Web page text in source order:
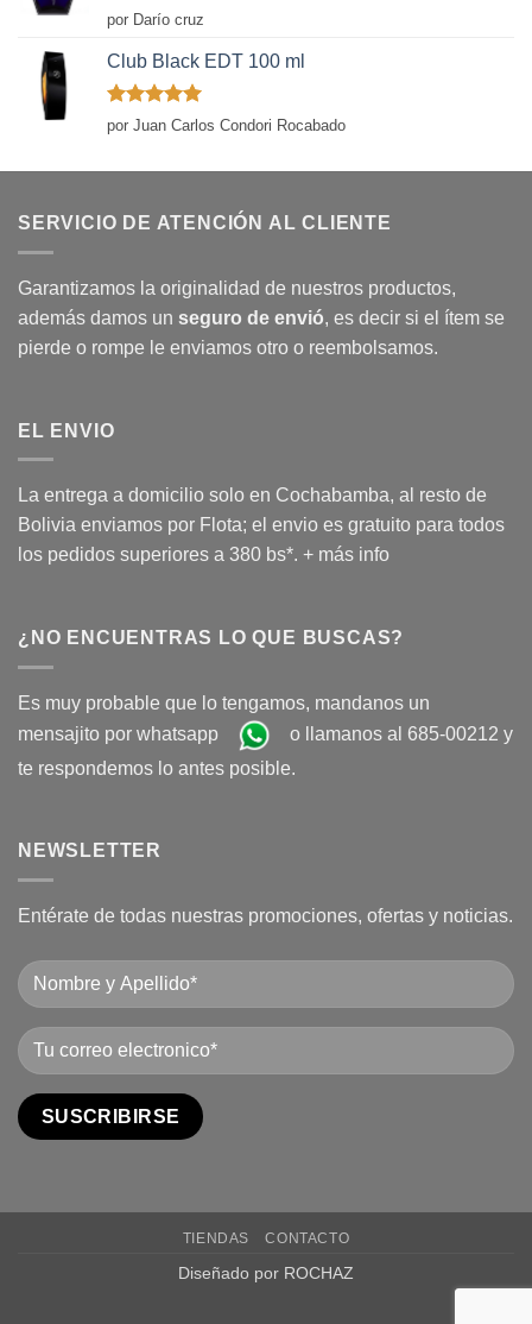
Valorado
con
por Darío cruz
Club Black EDT 100 ml
Valorado
con
por Juan Carlos Condori Rocabado
SERVICIO DE ATENCIÓN AL CLIENTE
Garantizamos la originalidad de nuestros productos,
además damos un seguro de envió, es decir si el ítem se
pierde o rompe le enviamos otro o reembolsamos.
EL ENVIO
La entrega a domicilio solo en Cochabamba, al resto de
Bolivia enviamos por Flota; el envio es gratuito para todos
los pedidos superiores a 380 bs*. + más info
¿NO ENCUENTRAS LO QUE BUSCAS?
Es muy probable que lo tengamos, mandanos un
mensajito por whatsapp
o llamanos al 685-00212 y
te respondemos lo antes posible.
NEWSLETTER
Entérate de todas nuestras promociones, ofertas y noticias.
TIENDAS CONTACTO
Diseñado por ROCHAZ